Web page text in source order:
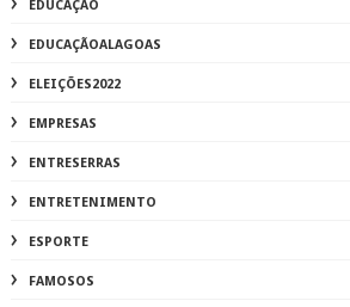
EDUCAÇÃO
EDUCAÇÃOALAGOAS
ELEIÇÕES2022
EMPRESAS
ENTRESERRAS
ENTRETENIMENTO
ESPORTE
FAMOSOS